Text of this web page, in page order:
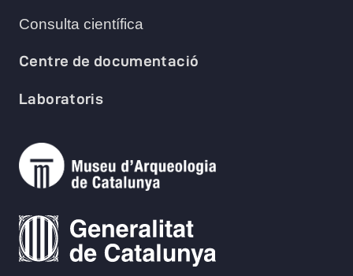
Consulta científica
Centre de documentació
Laboratoris